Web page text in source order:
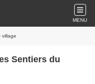
MENU
village
Sentiers du